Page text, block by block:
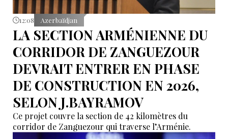
12:08 Azerbaïdjan
LA SECTION ARMÉNIENNE DU
CORRIDOR DE ZANGUEZOUR
DEVRAIT ENTRER EN PHASE
DE CONSTRUCTION EN 2026,
SELON J.BAYRAMOV
Ce projet couvre la section de 42 kilomètres du
corridor de Zanguezour qui traverse l’Arménie.